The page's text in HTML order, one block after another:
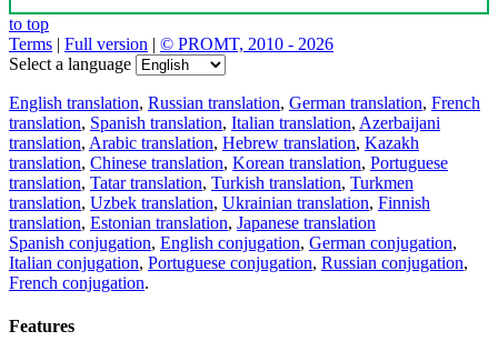
to top
Terms | Full version | © PROMT, 2010 - 2026
Select a language
English translation, Russian translation, German translation, French
translation, Spanish translation, Italian translation, Azerbaijani
translation, Arabic translation, Hebrew translation, Kazakh
translation, Chinese translation, Korean translation, Portuguese
translation, Tatar translation, Turkish translation, Turkmen
translation, Uzbek translation, Ukrainian translation, Finnish
translation, Estonian translation, Japanese translation
Spanish conjugation, English conjugation, German conjugation,
Italian conjugation, Portuguese conjugation, Russian conjugation,
French conjugation.
Features